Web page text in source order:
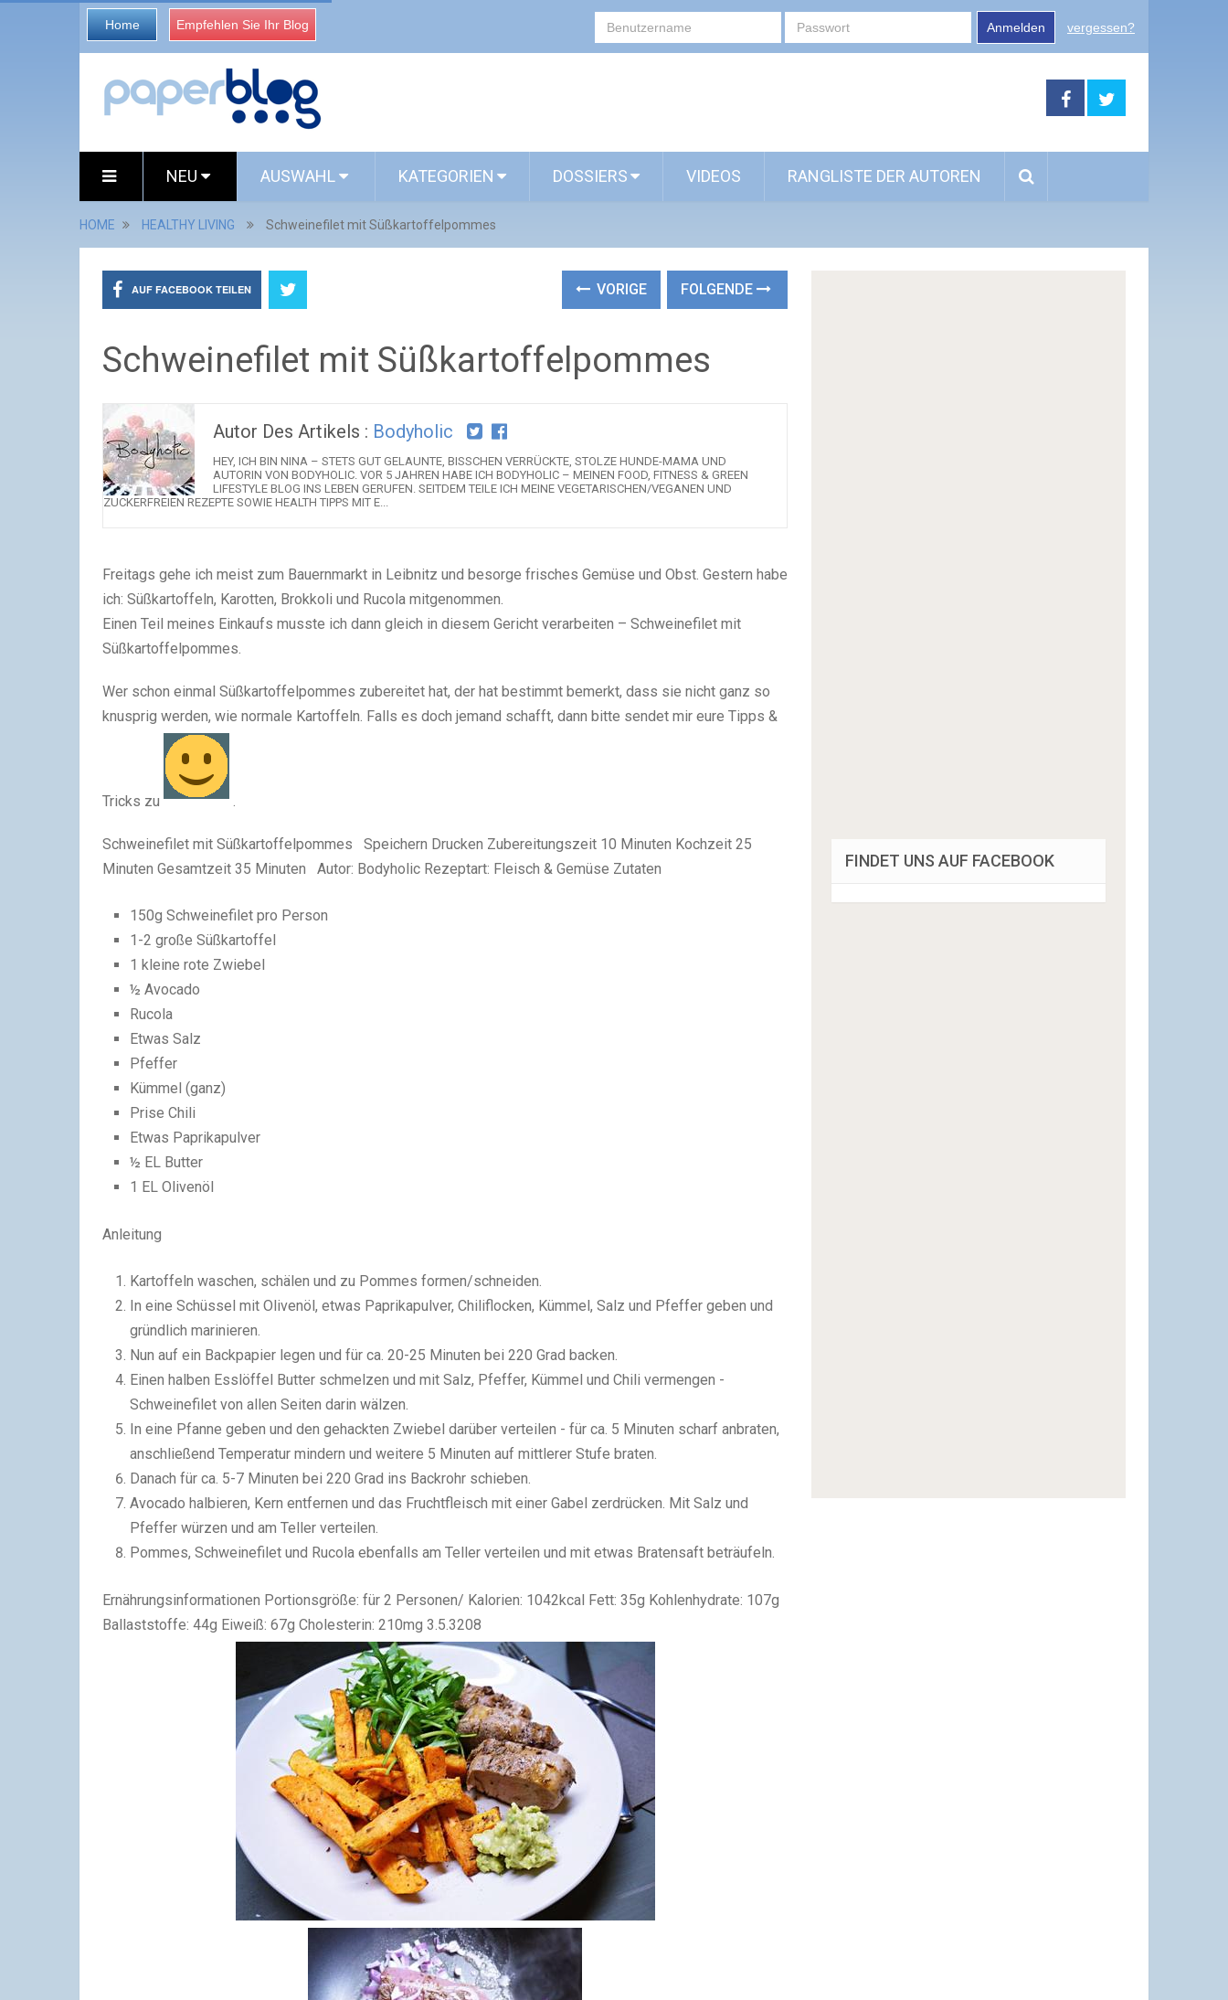
Home Empfehlen Sie Ihr Blog Anmelden vergessen?
NEU AUSWAHL KATEGORIEN DOSSIERS VIDEOS RANGLISTE DER AUTOREN
HOME HEALTHY LIVING Schweinefilet mit Süßkartoffelpommes
AUF FACEBOOK TEILEN VORIGE FOLGENDE
Schweinefilet mit Süßkartoffelpommes
Autor Des Artikels : Bodyholic
HEY, ICH BIN NINA – STETS GUT GELAUNTE, BISSCHEN VERRÜCKTE, STOLZE HUNDE-MAMA UND
AUTORIN VON BODYHOLIC. VOR 5 JAHREN HABE ICH BODYHOLIC – MEINEN FOOD, FITNESS & GREEN
LIFESTYLE BLOG INS LEBEN GERUFEN. SEITDEM TEILE ICH MEINE VEGETARISCHEN/VEGANEN UND
ZUCKERFREIEN REZEPTE SOWIE HEALTH TIPPS MIT E...
Freitags gehe ich meist zum Bauernmarkt in Leibnitz und besorge frisches Gemüse und Obst. Gestern habe
ich: Süßkartoffeln, Karotten, Brokkoli und Rucola mitgenommen.
Einen Teil meines Einkaufs musste ich dann gleich in diesem Gericht verarbeiten – Schweinefilet mit
Süßkartoffelpommes.
Wer schon einmal Süßkartoffelpommes zubereitet hat, der hat bestimmt bemerkt, dass sie nicht ganz so
knusprig werden, wie normale Kartoffeln. Falls es doch jemand schafft, dann bitte sendet mir eure Tipps &
Tricks zu
Schweinefilet mit Süßkartoffelpommes Speichern Drucken Zubereitungszeit 10 Minuten Kochzeit 25
Minuten Gesamtzeit 35 Minuten Autor: Bodyholic Rezeptart: Fleisch & Gemüse Zutaten
150g Schweinefilet pro Person
1-2 große Süßkartoffel
1 kleine rote Zwiebel
½ Avocado
Rucola
Etwas Salz
Pfeffer
Kümmel (ganz)
Prise Chili
Etwas Paprikapulver
½ EL Butter
1 EL Olivenöl
Anleitung
Kartoffeln waschen, schälen und zu Pommes formen/schneiden.
In eine Schüssel mit Olivenöl, etwas Paprikapulver, Chiliflocken, Kümmel, Salz und Pfeffer geben und
gründlich marinieren.
Nun auf ein Backpapier legen und für ca. 20-25 Minuten bei 220 Grad backen.
Einen halben Esslöffel Butter schmelzen und mit Salz, Pfeffer, Kümmel und Chili vermengen -
Schweinefilet von allen Seiten darin wälzen.
In eine Pfanne geben und den gehackten Zwiebel darüber verteilen - für ca. 5 Minuten scharf anbraten,
anschließend Temperatur mindern und weitere 5 Minuten auf mittlerer Stufe braten.
Danach für ca. 5-7 Minuten bei 220 Grad ins Backrohr schieben.
Avocado halbieren, Kern entfernen und das Fruchtfleisch mit einer Gabel zerdrücken. Mit Salz und
Pfeffer würzen und am Teller verteilen.
Pommes, Schweinefilet und Rucola ebenfalls am Teller verteilen und mit etwas Bratensaft beträufeln.
Ernährungsinformationen Portionsgröße: für 2 Personen/ Kalorien: 1042kcal Fett: 35g Kohlenhydrate: 107g
Ballaststoffe: 44g Eiweiß: 67g Cholesterin: 210mg 3.5.3208
FINDET UNS AUF FACEBOOK